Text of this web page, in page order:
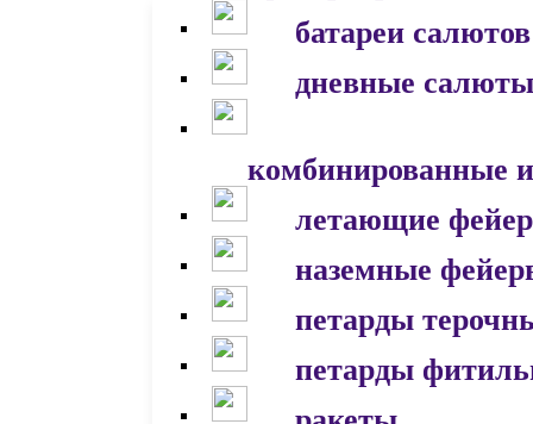
батареи салютов
дневные салюты
комбинированные
летающие
наземные
петарды
петарды